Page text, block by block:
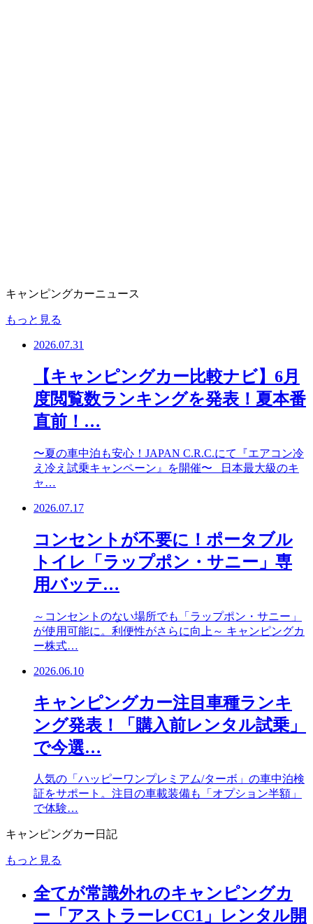
キャンピングカーニュース
もっと見る
2026.07.31
【キャンピングカー比較ナビ】6月
度閲覧数ランキングを発表！夏本番
直前！…
〜夏の車中泊も安心！JAPAN C.R.C.にて『エアコン冷
え冷え試乗キャンペーン』を開催〜 日本最大級のキ
ャ…
2026.07.17
コンセントが不要に！ポータブル
トイレ「ラップポン・サニー」専
用バッテ…
～コンセントのない場所でも「ラップポン・サニー」
が使用可能に。利便性がさらに向上～ キャンピングカ
ー株式…
2026.06.10
キャンピングカー注目車種ランキ
ング発表！「購入前レンタル試乗」
で今選…
人気の「ハッピーワンプレミアム/ターボ」の車中泊検
証をサポート。注目の車載装備も「オプション半額」
で体験…
キャンピングカー日記
もっと見る
全てが常識外れのキャンピングカ
ー「アストラーレCC1」レンタル開